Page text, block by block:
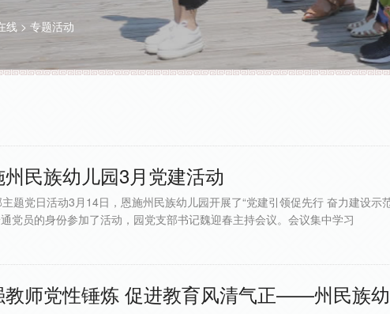
线 > 专题活动
州民族幼儿园3月党建活动
题党日活动3月14日，恩施州民族幼儿园开展了“党建引领促先行 奋力建设示
党员的身份参加了活动，园党支部书记魏迎春主持会议。会议集中学习
教师党性锤炼 促进教育风清气正——州民族